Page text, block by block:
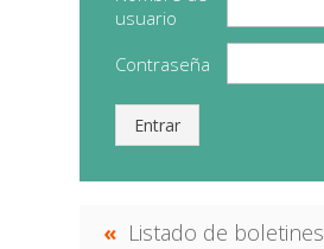
usuario
Contraseña
Entrar
Listado de boletines